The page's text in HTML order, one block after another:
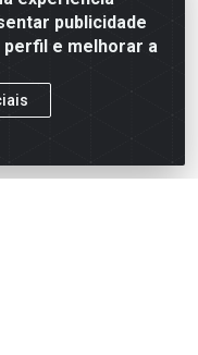
publicidade
e melhorar a